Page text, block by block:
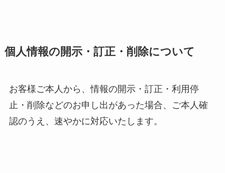
個人情報の開示・訂正・削除について
お客様ご本人から、情報の開示・訂正・利用停
止・削除などのお申し出があった場合、ご本人確
認のうえ、速やかに対応いたします。